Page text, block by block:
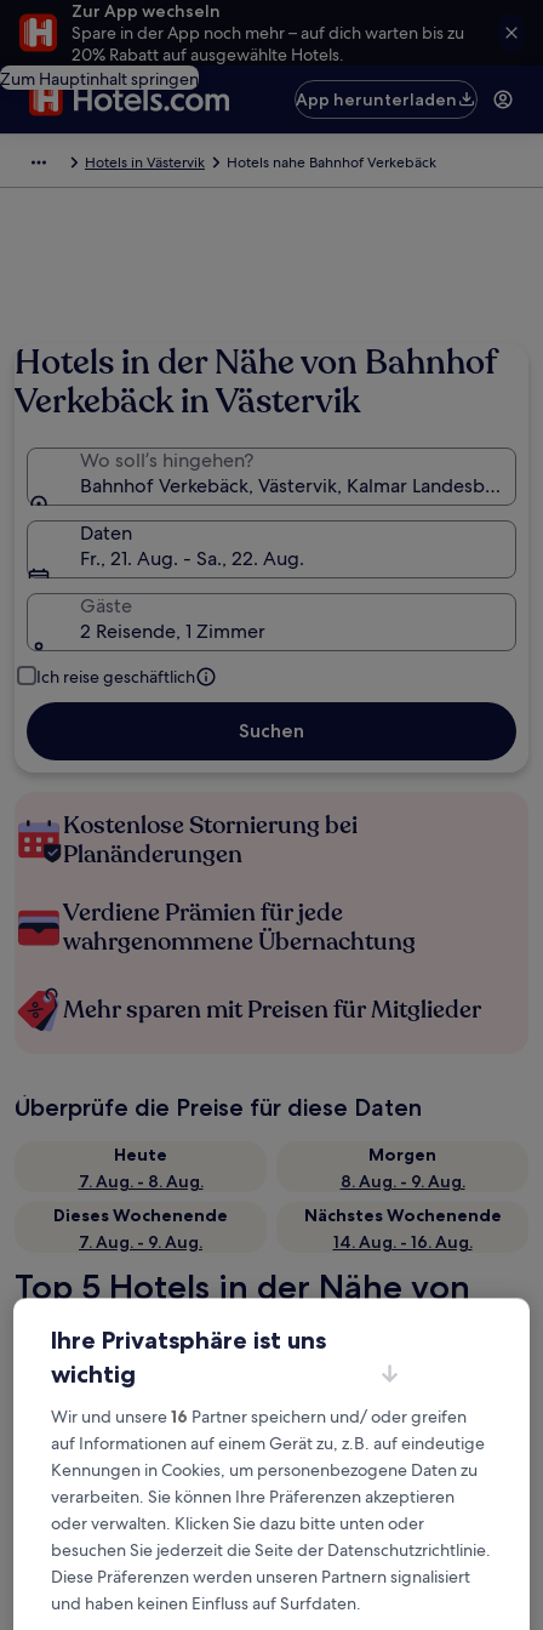
Zur App wechseln
Spare in der App noch mehr – auf dich warten bis zu
20% Rabatt auf ausgewählte Hotels.
Zum Hauptinhalt springen
App herunterladen
Hotels in Västervik Hotels nahe Bahnhof Verkebäck
Hotels in der Nähe von Bahnhof
Verkebäck in Västervik
Wo soll’s hingehen?
Bahnhof Verkebäck, Västervik, Kalmar Landesbezirk,
Daten
Fr., 21. Aug. - Sa., 22. Aug.
Gäste
2 Reisende, 1 Zimmer
Ich reise geschäftlich
Suchen
Kostenlose Stornierung bei
Planänderungen
Verdiene Prämien für jede
wahrgenommene Übernachtung
Mehr sparen mit Preisen für Mitglieder
Überprüfe die Preise für diese Daten
Heute
7. Aug. - 8. Aug.
Morgen
8. Aug. - 9. Aug.
Dieses Wochenende
7. Aug. - 9. Aug.
Nächstes Wochenende
14. Aug. - 16. Aug.
Top 5 Hotels in der Nähe von
Bahnhof Verkebäck auf einen
Blick
Hotell Fängelset — 3-Sterne-Hotel in 8,1 km von Bahnhof
Verkebäck entfernt. Gästebewertung: 8,8/10 — Hervorragend.
Västervik rum och stugor — 3-Sterne-Hotel in 5,5 km von
Bahnhof Verkebäck entfernt. Gästebewertung: 6,8/10.
Best Western Plus Vasterviks Stadshotell— 4-Sterne-Hotel in
8,8/10 — Hervorragend.
— 2.5-Sterne-Hotel in 8,5 km von
Bahnhof Verkebäck entfernt. Gästebewertung: 9,0/10 —
Ihre Privatsphäre ist uns
wichtig
Wir und unsere16 Partner speichern und/ oder greifen
auf Informationen auf einem Gerät zu, z.B. auf eindeutige
Kennungen in Cookies, um personenbezogene Daten zu
verarbeiten. Sie können Ihre Präferenzen akzeptieren
oder verwalten. Klicken Sie dazu bitte unten oder
besuchen Sie jederzeit die Seite der Datenschutzrichtlinie.
Diese Präferenzen werden unseren Partnern signalisiert
und haben keinen Einfluss auf Surfdaten.